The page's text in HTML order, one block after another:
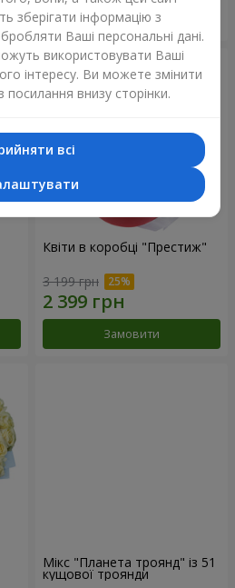
Замовити
Квіти в коробці "Престиж"
3 199 грн
Замовити
Мікс "Планета троянд" із 51
кущової троянди
зберігати інформацію з
Ваші персональні дані.
використовувати Ваші
інтересу. Ви можете змінити
посилання внизу сторінки.
всі